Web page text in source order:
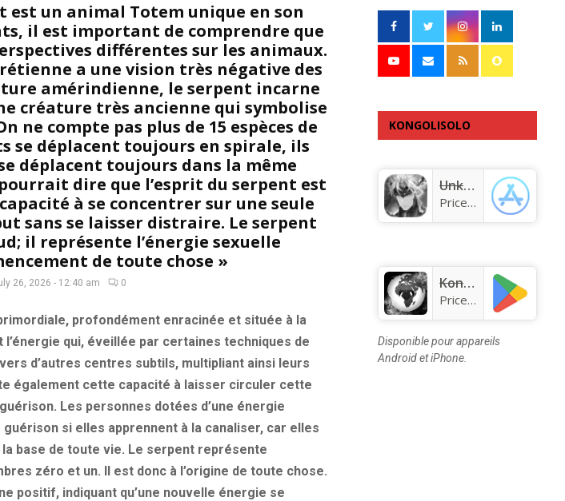
est un animal Totem unique en son
il est important de comprendre que
différentes sur les animaux.
a une vision très négative des
amérindienne, le serpent incarne
créature très ancienne qui symbolise
ne compte pas plus de 15 espèces de
se déplacent toujours en spirale, ils
déplacent toujours dans la même
dire que l’esprit du serpent est
à se concentrer sur une seule
sans se laisser distraire. Le serpent
il représente l’énergie sexuelle
de toute chose »
26, 2026 - 12:40 am 0
profondément enracinée et située à la
qui, éveillée par certaines techniques de
d’autres centres subtils, multipliant ainsi leurs
également cette capacité à laisser circuler cette
Les personnes dotées d’une énergie
si elles apprennent à la canaliser, car elles
base de toute vie. Le serpent représente
zéro et un. Il est donc à l’origine de toute chose.
positif, indiquant qu’une nouvelle énergie se
KONGOLISOLO
Unknown app
Price:Free
KongoLisolo
Price:Free
Disponible pour appareils
Android et iPhone.